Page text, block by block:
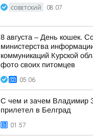
СОВЕТСКИЙ 08:07
8 августа – День кошек.
министерства
коммуникаций Курской
фото своих питомцев
05:06
С чем и зачем Владимир
прилетел в Белград
01:57